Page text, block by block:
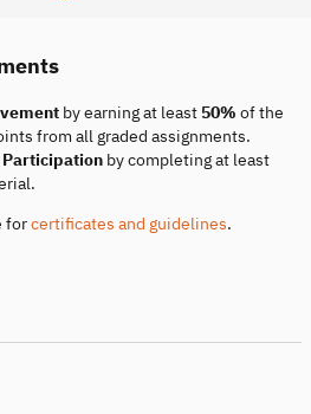
by earning at least 50% of the
from all graded assignments.
by completing at least
forcertificates and guidelines.